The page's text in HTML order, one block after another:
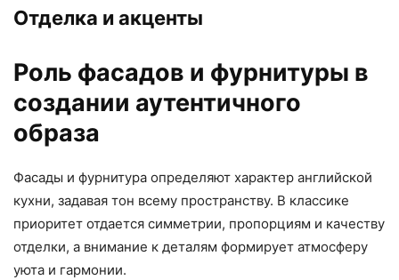
Отделка и акценты
Роль фасадов и фурнитуры в
создании аутентичного
образа
Фасады и фурнитура определяют характер английской
кухни, задавая тон всему пространству. В классике
приоритет отдается симметрии, пропорциям и качеству
отделки, а внимание к деталям формирует атмосферу
уюта и гармонии.